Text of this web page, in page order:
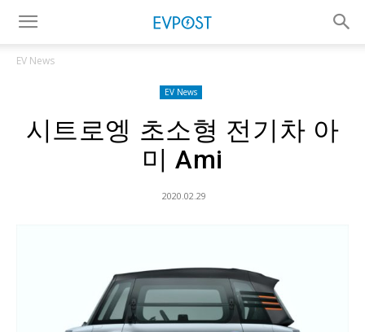
EV News
EV News
시트로엥 초소형 전기차 아
미 Ami
2020.02.29